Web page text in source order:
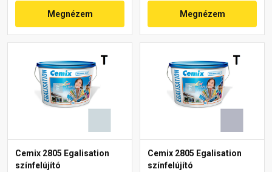
Megnézem Megnézem
Cemix 2805 Egalisation
színfelújító
Cemix 2805 Egalisation
színfelújító